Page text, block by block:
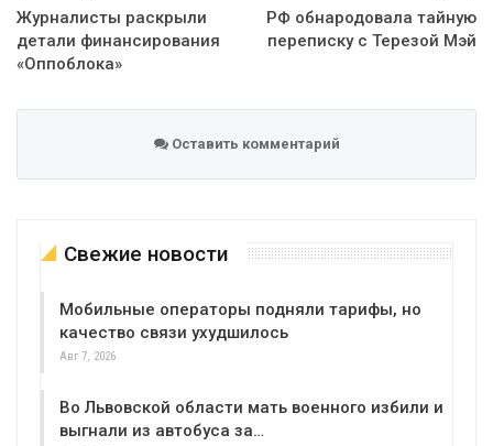
Журналисты раскрыли
детали финансирования
«Оппоблока»
РФ обнародовала тайную
переписку с Терезой Мэй
Оставить комментарий
Свежие новости
Мобильные операторы подняли тарифы, но
качество связи ухудшилось
Авг 7, 2026
Во Львовской области мать военного избили и
выгнали из автобуса за…